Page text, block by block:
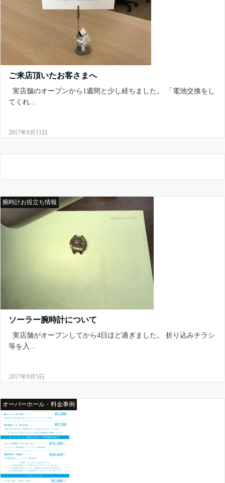
ご来店頂いたお客さまへ
実店舗のオープンから1週間と少し経ちました。 「電池交換をし
てくれ...
2017年9月11日
腕時計お役立ち情報
ソーラー腕時計について
実店舗がオープンしてから4日ほど過ぎました。 折り込みチラシ
等を入...
2017年9月5日
オーバーホール・料金事例